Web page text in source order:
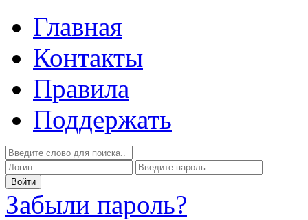
Главная
Контакты
Правила
Поддержать
Забыли пароль?